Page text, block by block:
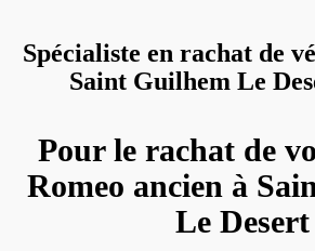
Spécialiste en rachat de
Saint Guilhem Le
Pour le rachat de
Romeo ancien à
Le Desert